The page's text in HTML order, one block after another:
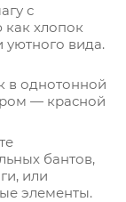
с
как хлопок
уютного вида.
в однотонной
— красной
бантов,
или
элементы.